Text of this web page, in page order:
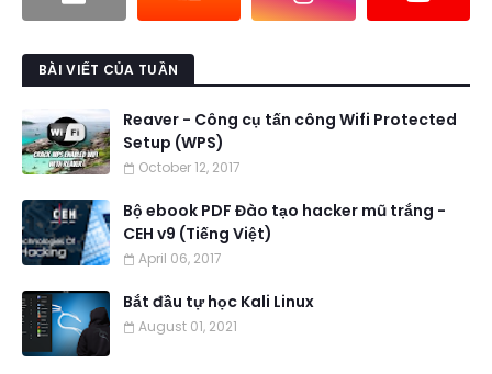
BÀI VIẾT CỦA TUẦN
Reaver - Công cụ tấn công Wifi Protected
Setup (WPS)
October 12, 2017
Bộ ebook PDF Đào tạo hacker mũ trắng -
CEH v9 (Tiếng Việt)
April 06, 2017
Bắt đầu tự học Kali Linux
August 01, 2021